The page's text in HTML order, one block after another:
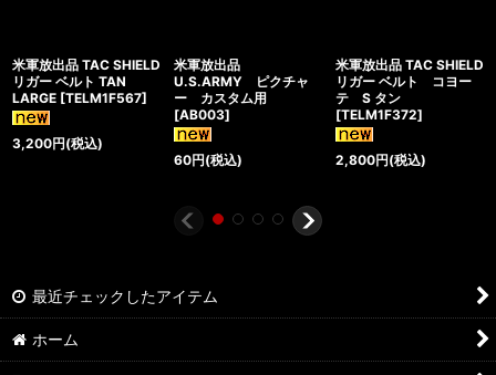
米軍放出品 TAC SHIELD
リガー ベルト TAN
LARGE [TELM1F567]
3,200円(税込)
米軍放出品
U.S.ARMY ピクチャ
ー カスタム用
[AB003]
60円(税込)
米軍放出品 TAC SHIELD
リガー ベルト コヨー
テ S タン
[TELM1F372]
2,800円(税込)
最近チェックしたアイテム
ホーム